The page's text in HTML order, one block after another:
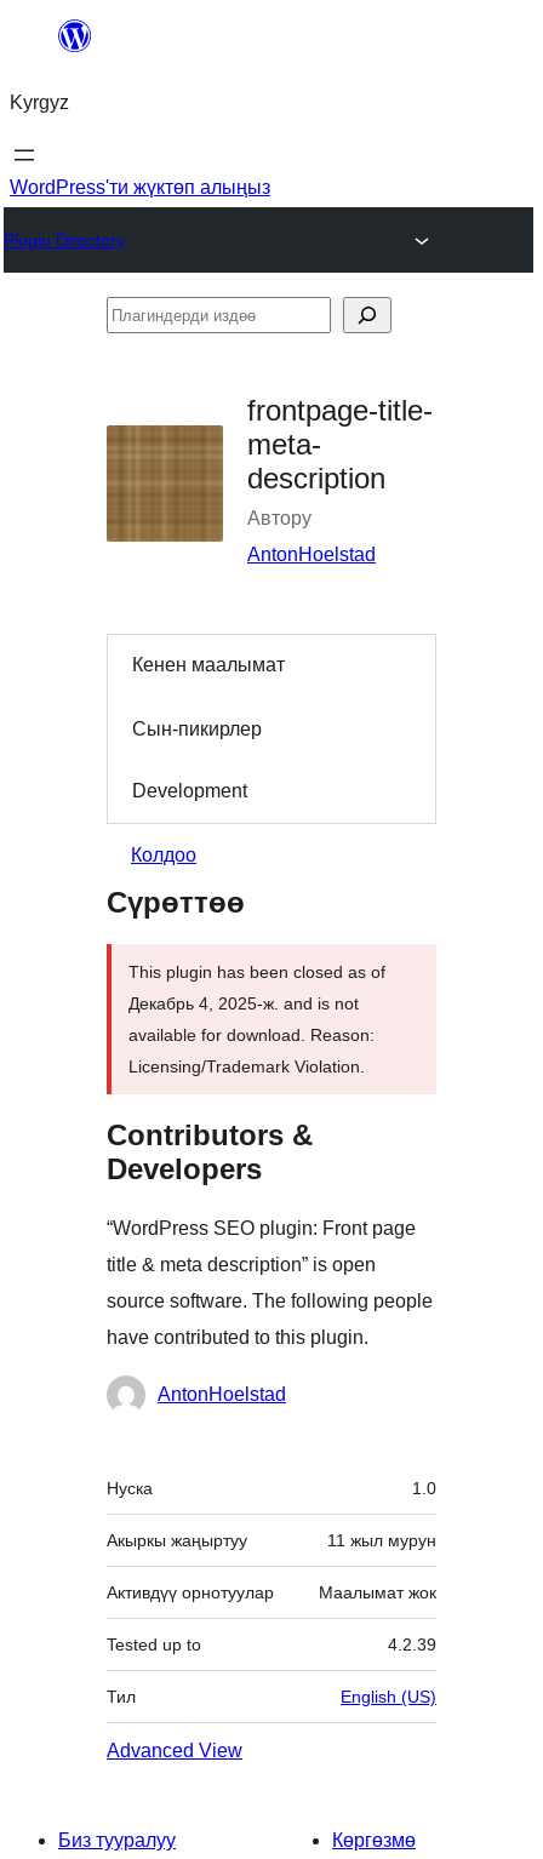
Мазмунга
Kyrgyz
WordPress'ти жүктөп алыңыз
Plugin Directory
Плагиндерди
frontpage-title-
meta-
description
Автору
AntonHoelstad
Кенен маалымат
Сын-пикирлер
Development
Колдоо
Сүрөттөө
This plugin has been closed as of
Декабрь 4, 2025-ж. and is not
available for download. Reason:
Licensing/Trademark Violation.
Contributors &
Developers
“WordPress SEO plugin: Front page
title & meta description” is open
source software. The following people
have contributed to this plugin.
МүчөлөрүAntonHoelstad
Мета
Нуска 1.0
Акыркы жаңыртуу 11 жыл мурун
Активдүү орнотуулар Маалымат жок
Tested up to 4.2.39
Тил English (US)
Advanced View
Биз тууралуу
Көргөзмө